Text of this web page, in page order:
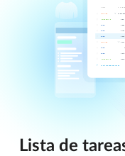
Lista de